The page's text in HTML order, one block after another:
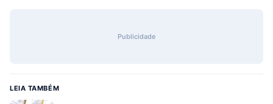
Publicidade
LEIA TAMBÉM